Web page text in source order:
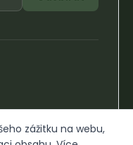
zážitku na webu,